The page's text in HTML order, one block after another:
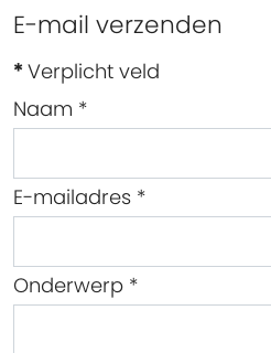
E-mail verzenden
* Verplicht veld
Naam *
E-mailadres *
Onderwerp *